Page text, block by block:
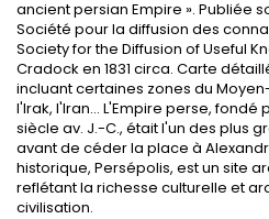
ancient persian Empire ». Publiée
Société pour la diffusion des
Society for the Diffusion of Useful
Cradock en 1831 circa. Carte
incluant certaines zones du
l'Irak, l'Iran... L'Empire perse, fondé
siècle av. J.-C., était l'un des plus
avant de céder la place à
historique, Persépolis, est un site
reflétant la richesse culturelle et
civilisation.